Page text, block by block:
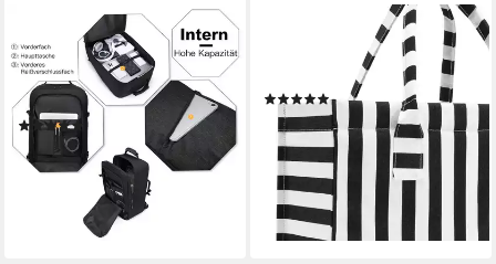
Rucksack Handgepäck-
Rucksack mit vielen Fächern
Leichtgewicht
(39)
ab 25,59 € 45,99 €
-44%
lieferbar - in 3-4 Werktagen bei dir
Shopper Daily Shopper,
(104)
ab 33,49 € UVP 59,95 €
-44%
lieferbar - in 3-4 Werktagen bei dir